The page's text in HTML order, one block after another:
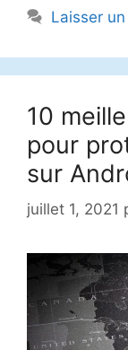
Laisser
10
pour
sur
juillet 1, 2021